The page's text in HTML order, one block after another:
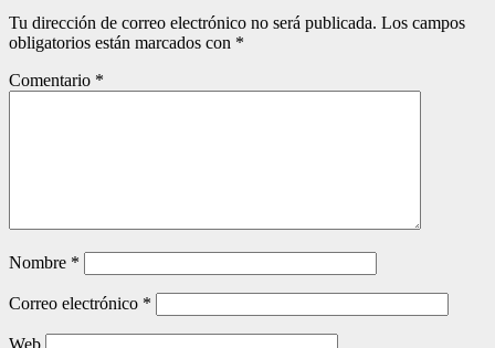
Tu dirección de correo electrónico no será publicada. Los campos
obligatorios están marcados con *
Comentario *
Nombre *
Correo electrónico *